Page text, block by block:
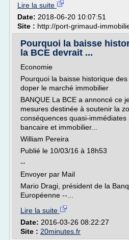
Lire la suite
Date: 2018-06-20 10:07:51
Site : http://port-grimaud-
Pourquoi la baisse
la BCE devrait ...
Economie
Pourquoi la baisse historique
doper le marché immobilier
BANQUE La BCE a annoncé ce
mesures destinée à soutenir la
conséquences quasi-
bancaire et immobilier...
William Pereira
Publié le 10/03/16 à 18h53
--
Envoyer par Mail
Mario Dragi, président de la
Européenne --...
Lire la suite
Date: 2016-03-26 08:22:27
Site : 20minutes.fr